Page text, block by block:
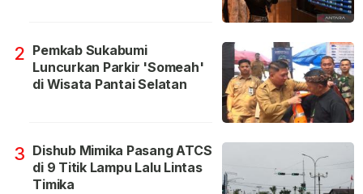
2 Pemkab Sukabumi
Luncurkan Parkir 'Someah'
di Wisata Pantai Selatan
3 Dishub Mimika Pasang ATCS
di 9 Titik Lampu Lalu Lintas
Timika